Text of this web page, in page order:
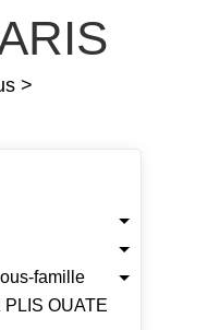
>
famille
PLIS OUATE